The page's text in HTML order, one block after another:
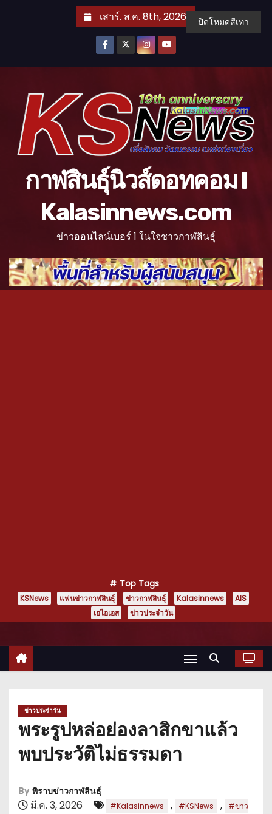
เสาร์. ส.ค. 8th, 2026
กาฬสินธุ์นิวส์ดอทคอม l
Kalasinnews.com
ข่าวออนไลน์เบอร์ 1 ในใจชาวกาฬสินธุ์
Top Tags
KSNews แฟนข่าวกาฬสินธุ์ ข่าวกาฬสินธุ์ Kalasinnews
AIS
เอไอเอส
ข่าวประจำวัน
ข่าวประจำวัน
พระรูปหล่อย่องลาสิกขาแล้ว
พบประวัติไม่ธรรมดา
By พิราบข่าวกาฬสินธุ์
มี.ค. 3, 2026 #Kalasinnews , #KSNews ,
#ข่าว
ปิดโหมดสีเทา